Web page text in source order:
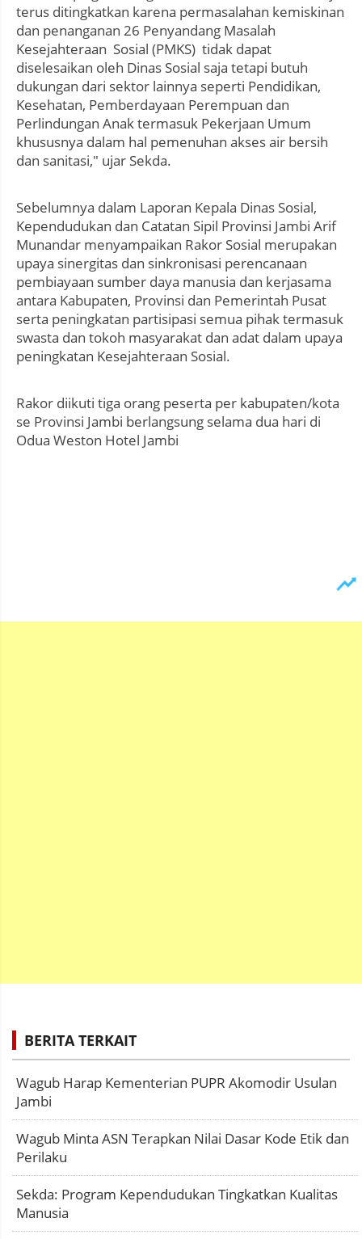
terus ditingkatkan karena permasalahan kemiskinan
dan penanganan 26 Penyandang Masalah
Kesejahteraan Sosial (PMKS) tidak dapat
diselesaikan oleh Dinas Sosial saja tetapi butuh
dukungan dari sektor lainnya seperti Pendidikan,
Kesehatan, Pemberdayaan Perempuan dan
Perlindungan Anak termasuk Pekerjaan Umum
khususnya dalam hal pemenuhan akses air bersih
dan sanitasi," ujar Sekda.
Sebelumnya dalam Laporan Kepala Dinas Sosial,
Kependudukan dan Catatan Sipil Provinsi Jambi Arif
Munandar menyampaikan Rakor Sosial merupakan
upaya sinergitas dan sinkronisasi perencanaan
pembiayaan sumber daya manusia dan kerjasama
antara Kabupaten, Provinsi dan Pemerintah Pusat
serta peningkatan partisipasi semua pihak termasuk
swasta dan tokoh masyarakat dan adat dalam upaya
peningkatan Kesejahteraan Sosial.
Rakor diikuti tiga orang peserta per kabupaten/kota
se Provinsi Jambi berlangsung selama dua hari di
Odua Weston Hotel Jambi
BERITA TERKAIT
Wagub Harap Kementerian PUPR Akomodir Usulan
Jambi
Wagub Minta ASN Terapkan Nilai Dasar Kode Etik dan
Perilaku
Sekda: Program Kependudukan Tingkatkan Kualitas
Manusia